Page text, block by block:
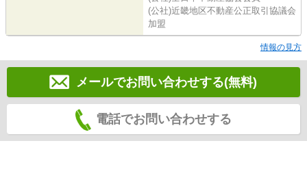
(公社)近畿地区不動産公正取引協議会
加盟
情報の見方
メールでお問い合わせする(無料)
電話でお問い合わせする